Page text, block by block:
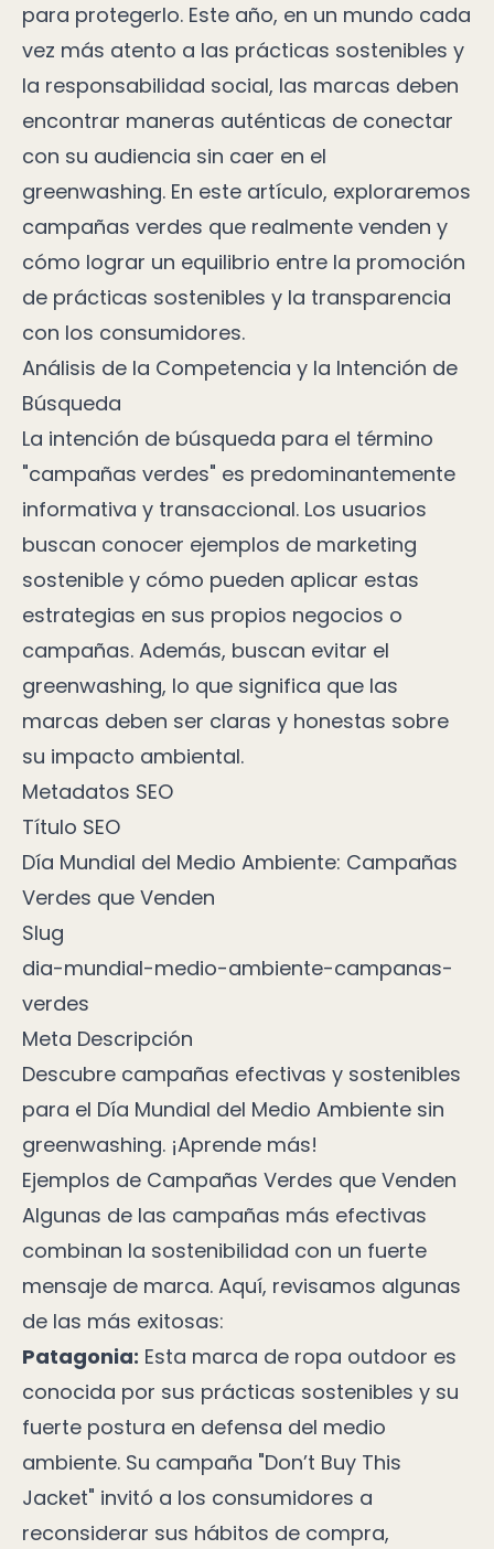
para protegerlo. Este año, en un mundo cada
vez más atento a las prácticas sostenibles y
la responsabilidad social, las marcas deben
encontrar maneras auténticas de conectar
con su audiencia sin caer en el
greenwashing. En este artículo, exploraremos
campañas verdes que realmente venden y
cómo lograr un equilibrio entre la promoción
de prácticas sostenibles y la transparencia
con los consumidores.
Análisis de la Competencia y la Intención de
Búsqueda
La intención de búsqueda para el término
"campañas verdes" es predominantemente
informativa y transaccional. Los usuarios
buscan conocer ejemplos de marketing
sostenible y cómo pueden aplicar estas
estrategias en sus propios negocios o
campañas. Además, buscan evitar el
greenwashing, lo que significa que las
marcas deben ser claras y honestas sobre
su impacto ambiental.
Metadatos SEO
Título SEO
Día Mundial del Medio Ambiente: Campañas
Verdes que Venden
Slug
dia-mundial-medio-ambiente-campanas-
verdes
Meta Descripción
Descubre campañas efectivas y sostenibles
para el Día Mundial del Medio Ambiente sin
greenwashing. ¡Aprende más!
Ejemplos de Campañas Verdes que Venden
Algunas de las campañas más efectivas
combinan la sostenibilidad con un fuerte
mensaje de marca. Aquí, revisamos algunas
de las más exitosas:
Patagonia: Esta marca de ropa outdoor es
conocida por sus prácticas sostenibles y su
fuerte postura en defensa del medio
ambiente. Su campaña "Don’t Buy This
Jacket" invitó a los consumidores a
reconsiderar sus hábitos de compra,